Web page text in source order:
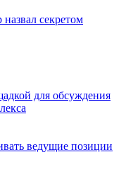
секретом
для обсуждения
ведущие позиции